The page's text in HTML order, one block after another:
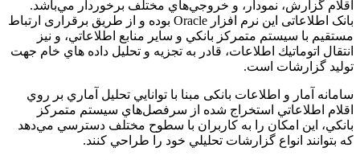
اقلام گزارش، نمودار، و خروجي‌هاي مختلف برخوردار مي‌باشد.
بانک اطلاعاتی اين نرم افزار Oracle بوده و از طريق برقراری ارتباط
مستقيم با سيستم متمركز بانكي و ساير منابع اطلاعاتي، و نيز
انتقال اتوماتيك اطلاعات، قادر به تجزيه و تحليل داده‏‏ هاي خام جهت
توليد گزارشات است.
سامانه آمار و اطلاعات بانکی مبنا با توانايي تحليل آماري بر روي
اقلام اطلاعاتي استخراج شده از سرفصل‌هاي سيستم متمركز
بانکي، اين امکان را به کاربران با سطوح مختلف دسترسي مي‌دهد
که بتوانند انواع گزارشات تحليلي خود را طراحي کنند.